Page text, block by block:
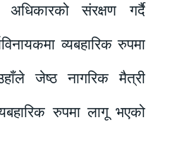
संरक्षण गर्दै
व्यबहारिक रुपमा
जेष्ठ नागरिक मैत्री
रुपमा लागू भएको